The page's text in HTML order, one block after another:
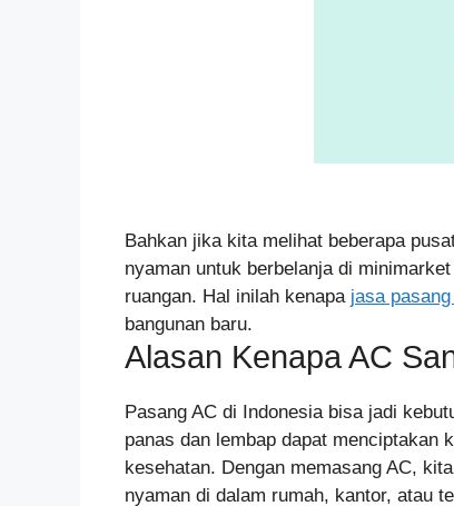
Bahkan jika kita melihat beberapa
nyaman untuk berbelanja di
ruangan. Hal inilah kenapa jasa
bangunan baru.
Alasan Kenapa AC
Pasang AC di Indonesia bisa jadi
panas dan lembap dapat menciptakan
kesehatan. Dengan memasang AC,
nyaman di dalam rumah, kantor, atau